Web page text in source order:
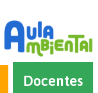
Docentes